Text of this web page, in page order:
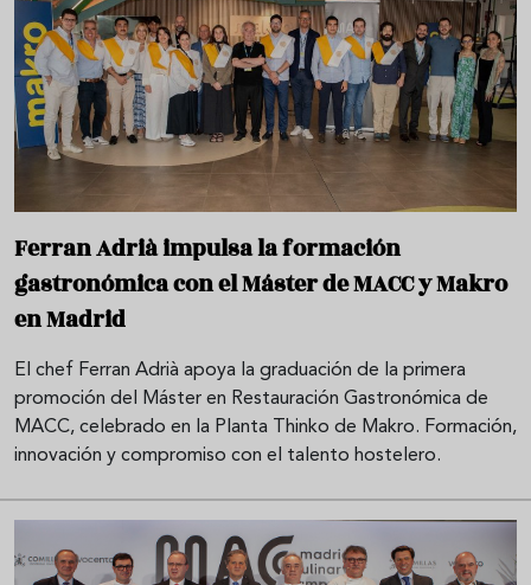
Ferran Adrià impulsa la formación
gastronómica con el Máster de MACC y Makro
en Madrid
El chef Ferran Adrià apoya la graduación de la primera
promoción del Máster en Restauración Gastronómica de
MACC, celebrado en la Planta Thinko de Makro. Formación,
innovación y compromiso con el talento hostelero.